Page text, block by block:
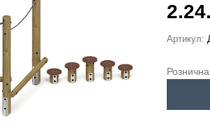
прайс-листа
Артикул: